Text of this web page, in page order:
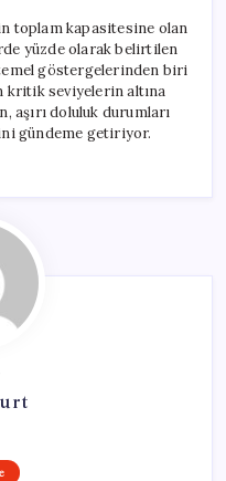
toplam kapasitesine olan
yüzde olarak belirtilen
göstergelerinden biri
kritik seviyelerin altına
aşırı doluluk durumları
gündeme getiriyor.